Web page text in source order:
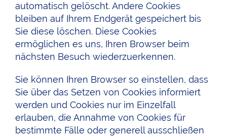
automatisch gelöscht. Andere Cookies
bleiben auf Ihrem Endgerät gespeichert bis
Sie diese löschen. Diese Cookies
ermöglichen es uns, Ihren Browser beim
nächsten Besuch wiederzuerkennen.
Sie können Ihren Browser so einstellen, dass
Sie über das Setzen von Cookies informiert
werden und Cookies nur im Einzelfall
erlauben, die Annahme von Cookies für
bestimmte Fälle oder generell ausschließen